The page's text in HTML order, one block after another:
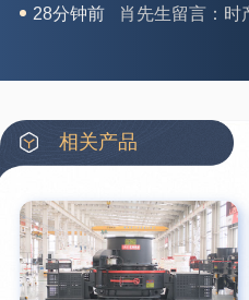
31分钟前 马女士留言：我想
42分钟前 蒋先生留言：硬
3分钟前 王先生留言：水泥厂
6分钟前 姚女士留言：这款破碎
12分钟前 宋先生留言：50吨
16分钟前 柳先生留言：洗
相关产品